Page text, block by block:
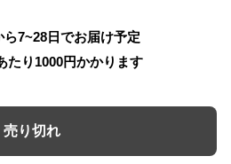
ら7~28日でお届け予定
たり 1000円かかります
売り切れ